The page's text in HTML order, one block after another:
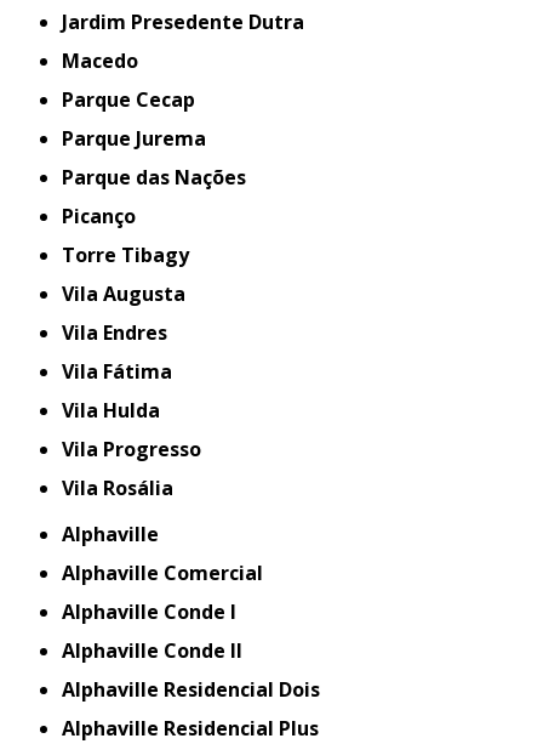
Jardim Presedente Dutra
Macedo
Parque Cecap
Parque Jurema
Parque das Nações
Picanço
Torre Tibagy
Vila Augusta
Vila Endres
Vila Fátima
Vila Hulda
Vila Progresso
Vila Rosália
Alphaville
Alphaville Comercial
Alphaville Conde I
Alphaville Conde II
Alphaville Residencial Dois
Alphaville Residencial Plus